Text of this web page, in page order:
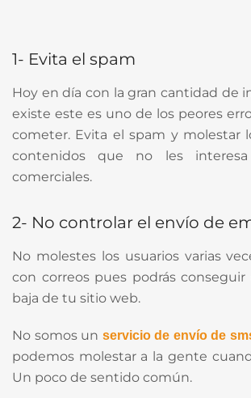
1- Evita el spam
Hoy en día con la gran cantidad de
existe este es uno de los peores
cometer. Evita el spam y molestar
contenidos que no les
comerciales.
2- No controlar el envío de
No molestes los usuarios varias
con correos pues podrás
baja de tu sitio web.
No somos un servicio de envío de
podemos molestar a la gente
Un poco de sentido común.